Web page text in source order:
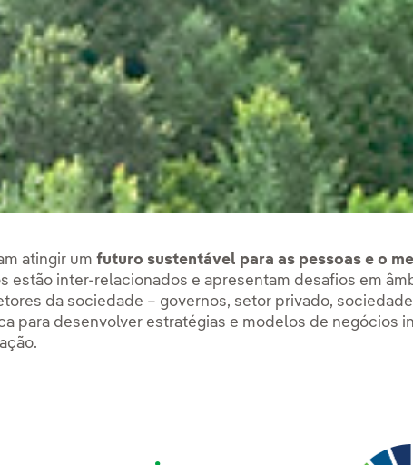
atingir um futuro sustentável para as pessoas e o
estão inter-relacionados e apresentam desafios em
da sociedade – governos, setor privado,
para desenvolver estratégias e modelos de negócios